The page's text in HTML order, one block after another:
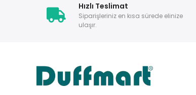
Hızlı Teslimat
Siparişleriniz en kısa sürede elinize
ulaşır.